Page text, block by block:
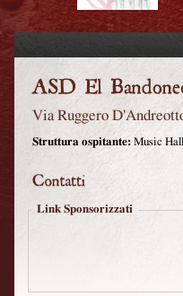
Via Ruggero
Struttura ospitante: Music
Link Sponsorizzati